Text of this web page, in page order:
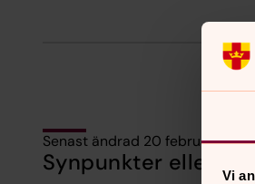
Vi
Senast ändrad 20 februari
Synpunkter eller